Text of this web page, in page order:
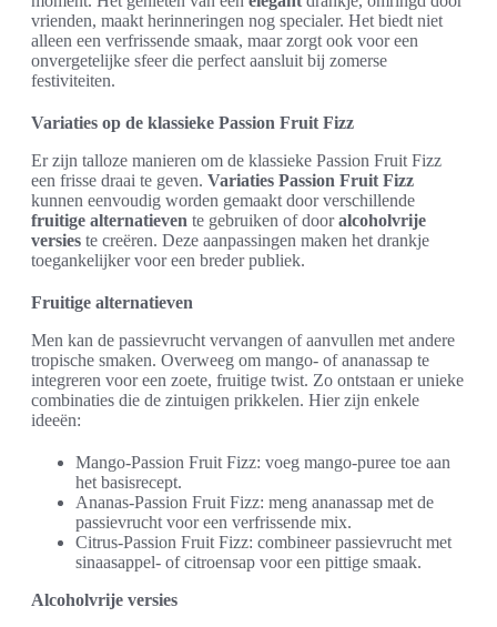
vrienden, maakt herinneringen nog specialer. Het biedt niet
alleen een verfrissende smaak, maar zorgt ook voor een
onvergetelijke sfeer die perfect aansluit bij zomerse
festiviteiten.
Variaties op de klassieke Passion Fruit Fizz
Er zijn talloze manieren om de klassieke Passion Fruit Fizz
een frisse draai te geven. Variaties Passion Fruit Fizz
kunnen eenvoudig worden gemaakt door verschillende
fruitige alternatieven te gebruiken of dooralcoholvrije
versies te creëren. Deze aanpassingen maken het drankje
toegankelijker voor een breder publiek.
Fruitige alternatieven
Men kan de passievrucht vervangen of aanvullen met andere
tropische smaken. Overweeg om mango- of ananassap te
integreren voor een zoete, fruitige twist. Zo ontstaan er unieke
combinaties die de zintuigen prikkelen. Hier zijn enkele
ideeën:
Mango-Passion Fruit Fizz: voeg mango-puree toe aan
het basisrecept.
Ananas-Passion Fruit Fizz: meng ananassap met de
passievrucht voor een verfrissende mix.
Citrus-Passion Fruit Fizz: combineer passievrucht met
sinaasappel- of citroensap voor een pittige smaak.
Alcoholvrije versies